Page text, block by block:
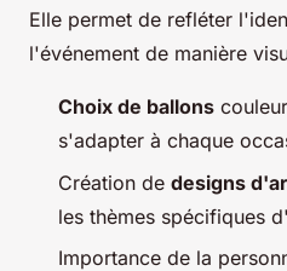
Elle permet de refléter
l'événement de manière
Choix de ballons
s'adapter à chaque
Création de designs
les thèmes spécifiques
Importance de la